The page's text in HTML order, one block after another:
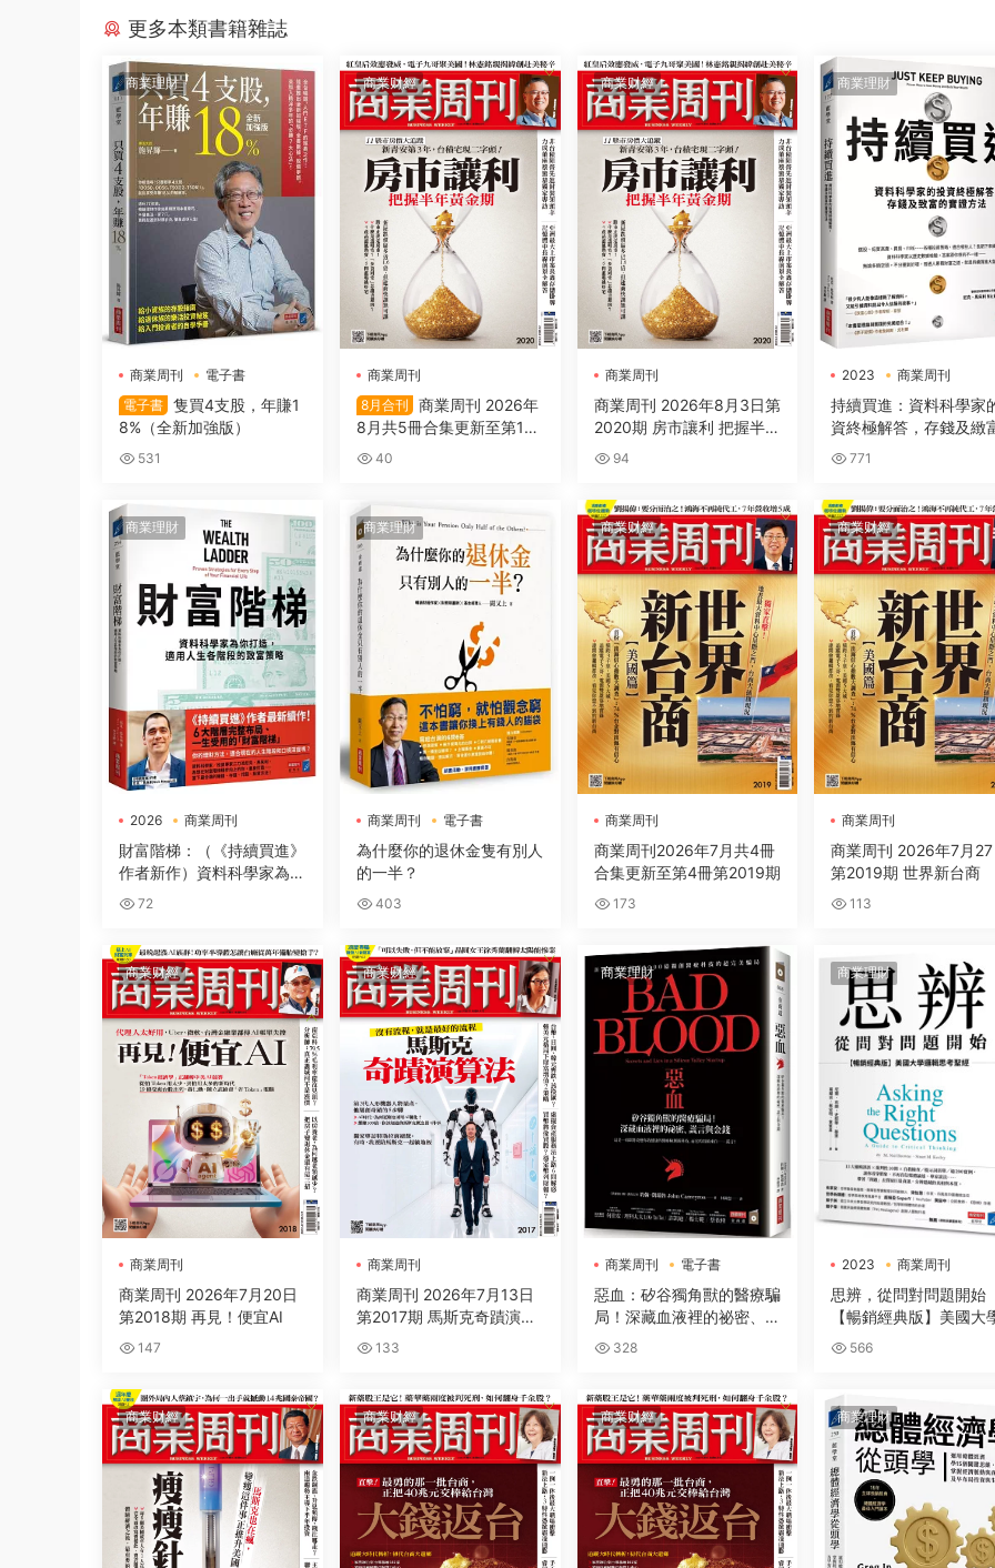
更多本類書籍雜誌
商業理財
商業周刊
電子書
電子書 隻買4支股，年賺1
8%（全新加強版）
531
商業财經
商業周刊
8月合刊
商業周刊 2026年
8月共5冊合集更新至第1冊
第2020期
40
商業财經
商業周刊
商業周刊 2026年8月3日第
2020期 房市讓利 把握半年
黃金期
94
商業理財
2023
商業周刊
電子書
持續買進：資料科學家
資終極解答，存錢及緻
實證方法
771
商業理財
2026
商業周刊
電子書
財富階梯：（《持續買進》
作者新作）資料科學家為你
打造，適用人生各階段的緻
72
商業理財
商業周刊 電子書
為什麼你的退休金隻有別人
的一半？
403
商業财經
商業周刊
商業周刊2026年7月共4冊
合集更新至第4冊第2019期
173
商業财經
商業周刊
商業周刊 2026年7月
第2019期 世界新台商
113
商業财經
商業周刊
商業周刊 2026年7月20日
第2018期 再見！便宜AI
147
商業财經
商業周刊
商業周刊 2026年7月13日
第2017期 馬斯克奇蹟演算
法133
商業理財
商業周刊 電子書
惡血：矽谷獨角獸的醫療騙
局！深藏血液裡的祕密、謊
言與金錢
328
商業理財
2023
商業周刊
電子書
思辨，從問對問題開始
【暢銷經典版】美國大
輯思考聖經
566
商業财經 商業财經 商業财經 商業理財